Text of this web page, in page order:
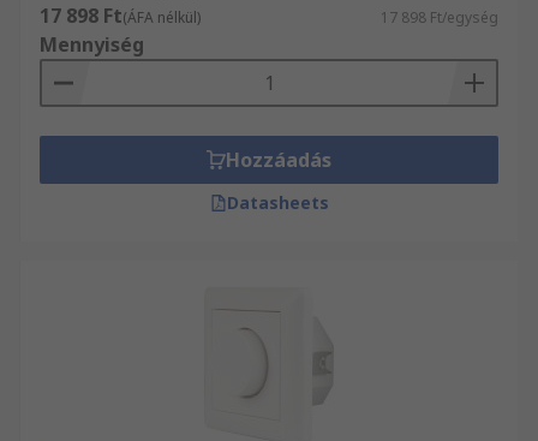
17 898 Ft(ÁFA nélkül) 17 898 Ft/egység
Mennyiség
Hozzáadás
Datasheets